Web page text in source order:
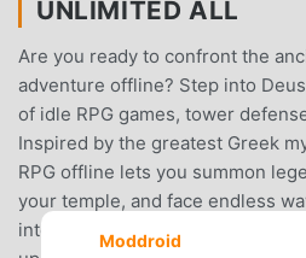
UNLIMITED ALL
Are you ready to confront the
adventure offline? Step into
of idle RPG games, tower
Inspired by the greatest Greek
RPG offline lets you summon
your temple, and face endless
intense god wars. With deep
Moddroid